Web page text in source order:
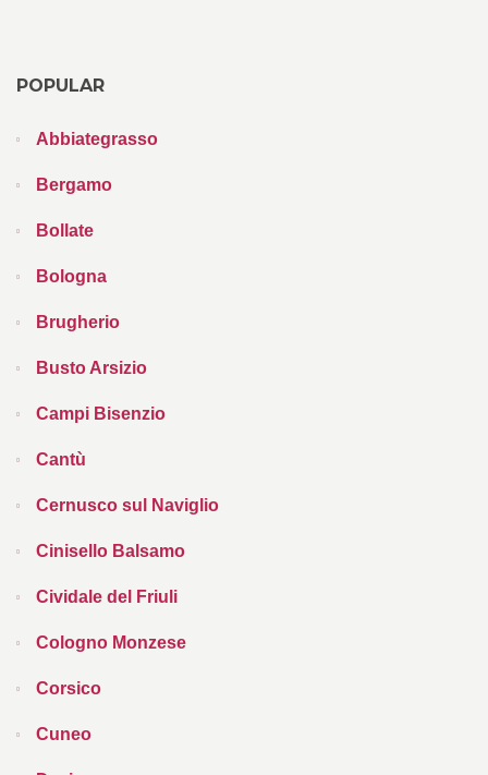
POPULAR
Abbiategrasso
Bergamo
Bollate
Bologna
Brugherio
Busto Arsizio
Campi Bisenzio
Cantù
Cernusco sul Naviglio
Cinisello Balsamo
Cividale del Friuli
Cologno Monzese
Corsico
Cuneo